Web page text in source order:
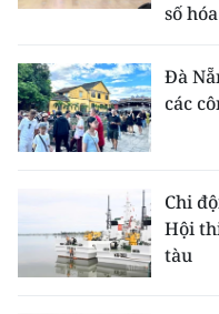
số
Đà
các
Chi
Hội
tàu